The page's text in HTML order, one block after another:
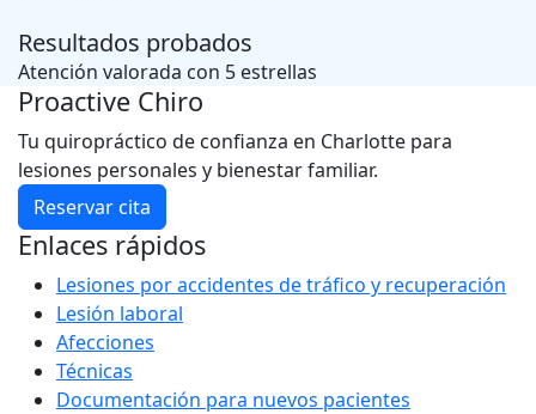
Resultados probados
Atención valorada con 5 estrellas
Proactive Chiro
Tu quiropráctico de confianza en Charlotte para
lesiones personales y bienestar familiar.
Reservar cita
Enlaces rápidos
Lesiones por accidentes de tráfico y recuperación
Lesión laboral
Afecciones
Técnicas
Documentación para nuevos pacientes